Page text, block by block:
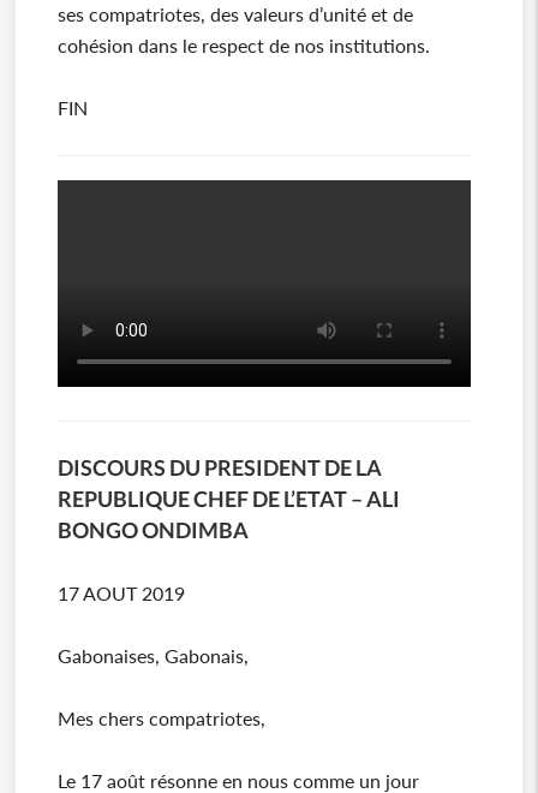
ses compatriotes, des valeurs d’unité et de
cohésion dans le respect de nos institutions.
FIN
DISCOURS DU PRESIDENT DE LA
REPUBLIQUE CHEF DE L’ETAT – ALI
BONGO ONDIMBA
17 AOUT 2019
Gabonaises, Gabonais,
Mes chers compatriotes,
Le 17 août résonne en nous comme un jour